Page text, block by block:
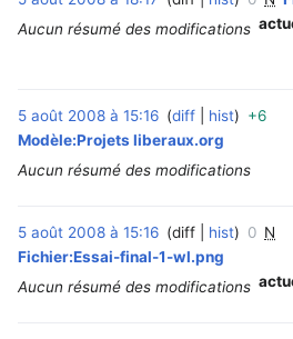
Aucun résumé des modifications
5 août 2008 à 15:16 diff hist +6
Modèle:Projets liberaux.org
Aucun résumé des modifications
5 août 2008 à 15:16 diff hist 0 N
Fichier:Essai-final-1-wl.png
Aucun résumé des modifications